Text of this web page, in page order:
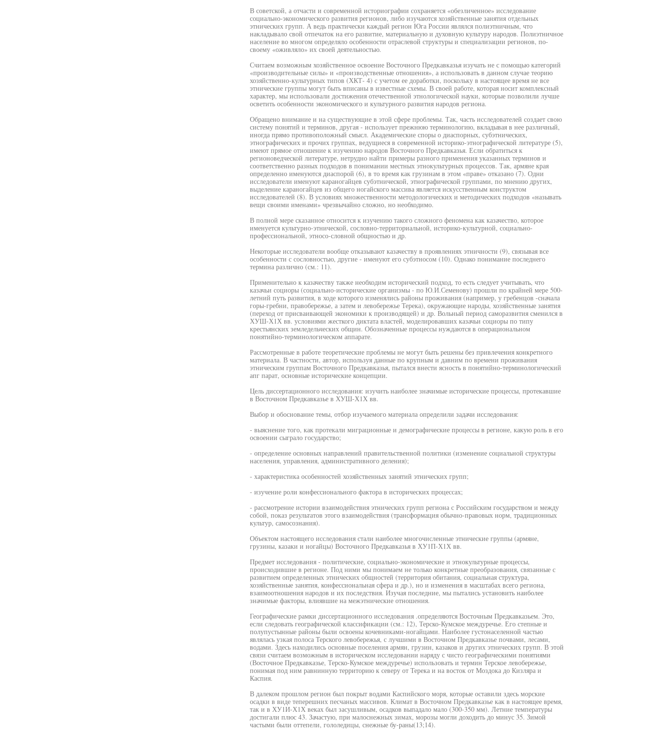
В советской, а отчасти и современной историографии сохраняется «обезличенное» исследование
социально-экономического развития регионов, либо изучаются хозяйственные занятия отдельных
этнических групп. А ведь практически каждый регион Юга России являлся полиэтничным, что
накладывало свой отпечаток на его развитие, материальную и духовную культуру народов. Полиэтничное
население во многом определяло особенности отраслевой структуры и специализации регионов, по-
своему «оживляло» их своей деятельностью.
Считаем возможным хозяйственное освоение Восточного Предкавказья изучать не с помощью категорий
«производительные силы» и «производственные отношения», а использовать в данном случае теорию
хозяйственно-культурных типов (ХКТ- 4) с учетом ее доработки, поскольку в настоящее время не все
этнические группы могут быть вписаны в известные схемы. В своей работе, которая носит комплексный
характер, мы использовали достижения отечественной этнологической науки, которые позволили лучше
осветить особенности экономического и культурного развития народов региона.
Обращено внимание и на существующие в этой сфере проблемы. Так, часть исследователей создает свою
систему понятий и терминов, другая - использует прежнюю терминологию, вкладывая в нее различный,
иногда прямо противоположный смысл. Академические споры о диаспорных, субэтнических,
этнографических и прочих группах, ведущиеся в современной историко-этнографической литературе (5),
имеют прямое отношение к изучению народов Восточного Предкавказья. Если обратиться к
регионоведческой литературе, нетрудно найти примеры разного применения указанных терминов и
соответственно разных подходов в понимании местных этнокультурных процессов. Так, армяне края
определенно именуются диаспорой (6), в то время как грузинам в этом «праве» отказано (7). Одни
исследователи именуют караногайцев субэтнической, этнографической группами, по мнению других,
выделение караногайцев из общего ногайского массива является искусственным конструктом
исследователей (8). В условиях множественности методологических и методических подходов «называть
вещи своими именами» чрезвычайно сложно, но необходимо.
В полной мере сказанное относится к изучению такого сложного феномена как казачество, которое
именуется культурно-этнической, сословно-территориальной, историко-культурной, социально-
профессиональной, этносо-словной общностью и др.
Некоторые исследователи вообще отказывают казачеству в проявлениях этничности (9), связывая все
особенности с сословностью, другие - именуют его субэтносом (10). Однако понимание последнего
термина различно (см.: 11).
Применительно к казачеству также необходим исторический подход, то есть следует учитывать, что
казачьи социоры (социально-исторические организмы - по Ю.И.Семенову) прошли по крайней мере 500-
летний путь развития, в ходе которого изменялись районы проживания (например, у гребенцов -сначала
горы-гребни, правобережье, а затем и левобережье Терека), окружающие народы, хозяйственные занятия
(переход от присваивающей экономики к производящей) и др. Вольный период саморазвития сменился в
ХУШ-Х1Х вв. условиями жесткого диктата властей, моделировавших казачьи социоры по типу
крестьянских земледельческих общин. Обозначенные процессы нуждаются в операциональном
понятийно-терминологическом аппарате.
Рассмотренные в работе теоретические проблемы не могут быть решены без привлечения конкретного
материала. В частности, автор, используя данные по крупным и давним по времени проживания
этническим группам Восточного Предкавказья, пытался внести ясность в понятийно-терминологический
апг парат, основные исторические концепции.
Цель диссертационного исследования: изучить наиболее значимые исторические процессы, протекавшие
в Восточном Предкавказье в ХУШ-Х1Х вв.
Выбор и обоснование темы, отбор изучаемого материала определили задачи исследования:
- выяснение того, как протекали миграционные и демографические процессы в регионе, какую роль в его
освоении сыграло государство;
- определение основных направлений правительственной политики (изменение социальной структуры
населения, управления, административного деления);
- характеристика особенностей хозяйственных занятий этнических групп;
- изучение роли конфессионального фактора в исторических процессах;
- рассмотрение истории взаимодействия этнических групп региона с Российским государством и между
собой, показ результатов этого взаимодействия (трансформация обычно-правовых норм, традиционных
культур, самосознания).
Объектом настоящего исследования стали наиболее многочисленные этнические группы (армяне,
грузины, казаки и ногайцы) Восточного Предкавказья в ХУ1П-Х1Х вв.
Предмет исследования - политические, социально-экономические и этнокультурные процессы,
происходившие в регионе. Под ними мы понимаем не только конкретные преобразования, связанные с
развитием определенных этнических общностей (территория обитания, социальная структура,
хозяйственные занятия, конфессиональная сфера и др.), но и изменения в масштабах всего региона,
взаимоотношения народов и их последствия. Изучая последние, мы пытались установить наиболее
значимые факторы, влиявшие на межэтнические отношения.
Географические рамки диссертационного исследования .определяются Восточным Предкавказьем. Это,
если следовать географической классификации (см.: 12), Терско-Кумское междуречье. Его степные и
полупустынные районы были освоены кочевниками-ногайцами. Наиболее густонаселенной частью
являлась узкая полоса Терского левобережья, с лучшими в Восточном Предкавказье почвами, лесами,
водами. Здесь находились основные поселения армян, грузин, казаков и других этнических групп. В этой
связи считаем возможным в историческом исследовании наряду с чисто географическими понятиями
(Восточное Предкавказье, Терско-Кумское междуречье) использовать и термин Терское левобережье,
понимая под ним равнинную территорию к северу от Терека и на восток от Моздока до Кизляра и
Каспия.
В далеком прошлом регион был покрыт водами Каспийского моря, которые оставили здесь морские
осадки в виде теперешних песчаных массивов. Климат в Восточном Предкавказье как в настоящее время,
так и в ХУ1И-Х1Х веках был засушливым, осадков выпадало мало (300-350 мм). Летние температуры
достигали плюс 43. Зачастую, при малоснежных зимах, морозы могли доходить до минус 35. Зимой
частыми были оттепели, гололедицы, снежные бу-раны(13;14).